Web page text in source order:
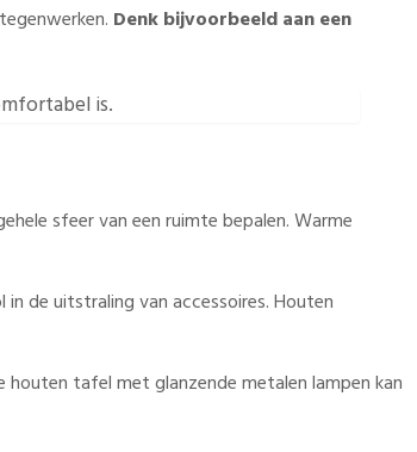
Denk bijvoorbeeld aan een
is.
sfeer van een ruimte bepalen. Warme
de uitstraling van accessoires. Houten
houten tafel met glanzende metalen lampen kan